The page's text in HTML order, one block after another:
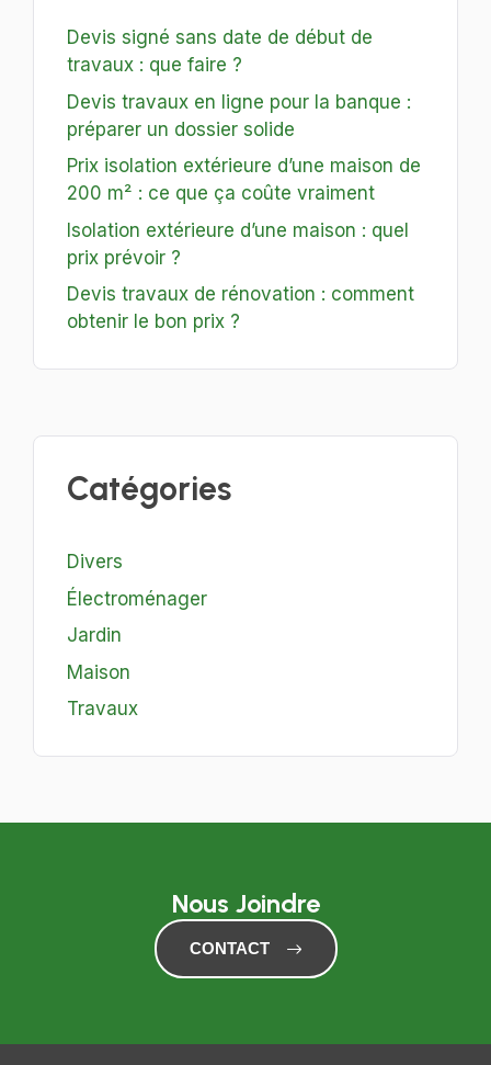
Devis signé sans date de début de
travaux : que faire ?
Devis travaux en ligne pour la banque :
préparer un dossier solide
Prix isolation extérieure d’une maison de
200 m² : ce que ça coûte vraiment
Isolation extérieure d’une maison : quel
prix prévoir ?
Devis travaux de rénovation : comment
obtenir le bon prix ?
Catégories
Divers
Électroménager
Jardin
Maison
Travaux
Nous Joindre
CONTACT